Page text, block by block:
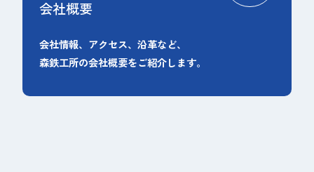
会社概要
会社情報、アクセス、沿革など、
森鉄工所の会社概要をご紹介します。